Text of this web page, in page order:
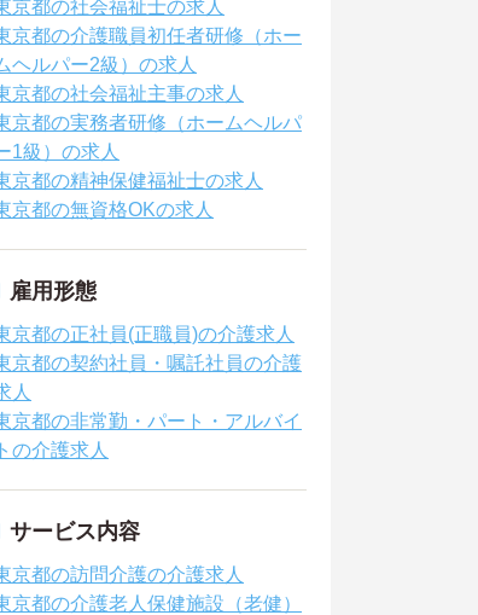
京都の社会福祉士の求人
京都の介護職員初任者研修（ホー
ヘルパー2級）の求人
京都の社会福祉主事の求人
京都の実務者研修（ホームヘルパ
1級）の求人
京都の精神保健福祉士の求人
京都の無資格OKの求人
雇用形態
京都の正社員(正職員)の介護求人
京都の契約社員・嘱託社員の介護
人
京都の非常勤・パート・アルバイ
トの介護求人
サービス内容
京都の訪問介護の介護求人
京都の介護老人保健施設（老健）